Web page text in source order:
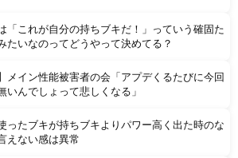
「これが自分の持ちブキだ！」っていう確固た
たいなのってどうやって決めてる？
メイン性能被害者の会「アプデくるたびに今回
いんでしょって悲しくなる」
ったブキが持ちブキよりパワー高く出た時のな
えない感は異常